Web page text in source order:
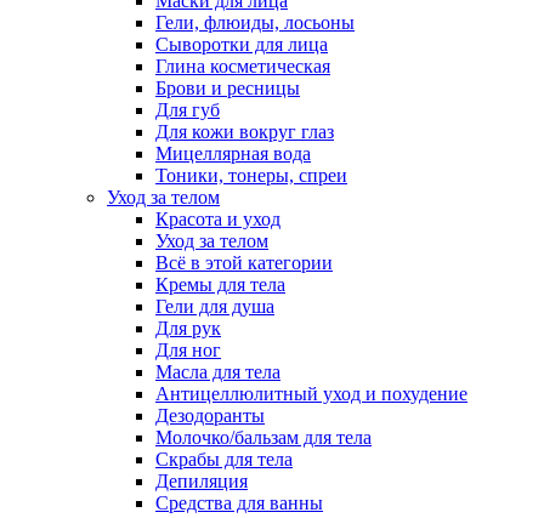
Гели, флюиды, лосьоны
Сыворотки для лица
Глина косметическая
Брови и ресницы
Для губ
Для кожи вокруг глаз
Мицеллярная вода
Тоники, тонеры, спреи
Уход за телом
Красота и уход
Уход за телом
Всё в этой категории
Кремы для тела
Гели для душа
Для рук
Для ног
Масла для тела
Антицеллюлитный уход и похудение
Дезодоранты
Молочко/бальзам для тела
Скрабы для тела
Депиляция
Средства для ванны